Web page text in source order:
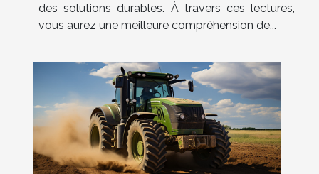
des solutions durables. À travers ces lectures,
vous aurez une meilleure compréhension de...